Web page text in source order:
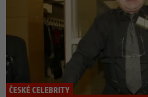
ČESKÉ CELEBRITY